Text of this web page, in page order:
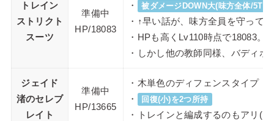
トレイン
ストリクト
スーツ
準備中
HP/18083
・
被ダメージDOWN大(味方全体/5T)
・↑早い話が、味方全員を守って
・HPも高くLv110時点で18083。
・しかし他の教師同様、バディボ
ジェイド
渚のセレブ
レイト
準備中
HP/13665
・木単色のディフェンスタイプ
・
回復(小)を2つ所持
・トレインと編成するのもアリ